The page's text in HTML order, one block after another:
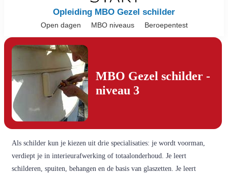
Opleiding MBO Gezel schilder
Open dagen MBO niveaus Beroepentest
MBO Gezel schilder -
niveau 3
Als schilder kun je kiezen uit drie specialisaties: je wordt voorman,
verdiept je in interieurafwerking of totaalonderhoud. Je leert
schilderen, spuiten, behangen en de basis van glaszetten. Je leert